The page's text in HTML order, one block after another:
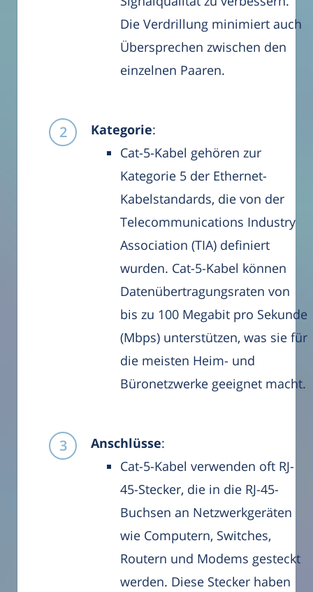
Die Verdrillung minimiert auch
Übersprechen zwischen den
einzelnen Paaren.
Kategorie:
Cat-5-Kabel gehören zur
Kategorie 5 der Ethernet-
Kabelstandards, die von der
Telecommunications Industry
Association (TIA) definiert
wurden. Cat-5-Kabel können
Datenübertragungsraten von
bis zu 100 Megabit pro Sekunde
(Mbps) unterstützen, was sie für
die meisten Heim- und
Büronetzwerke geeignet macht.
Anschlüsse:
Cat-5-Kabel verwenden oft RJ-
45-Stecker, die in die RJ-45-
Buchsen an Netzwerkgeräten
wie Computern, Switches,
Routern und Modems gesteckt
werden. Diese Stecker haben